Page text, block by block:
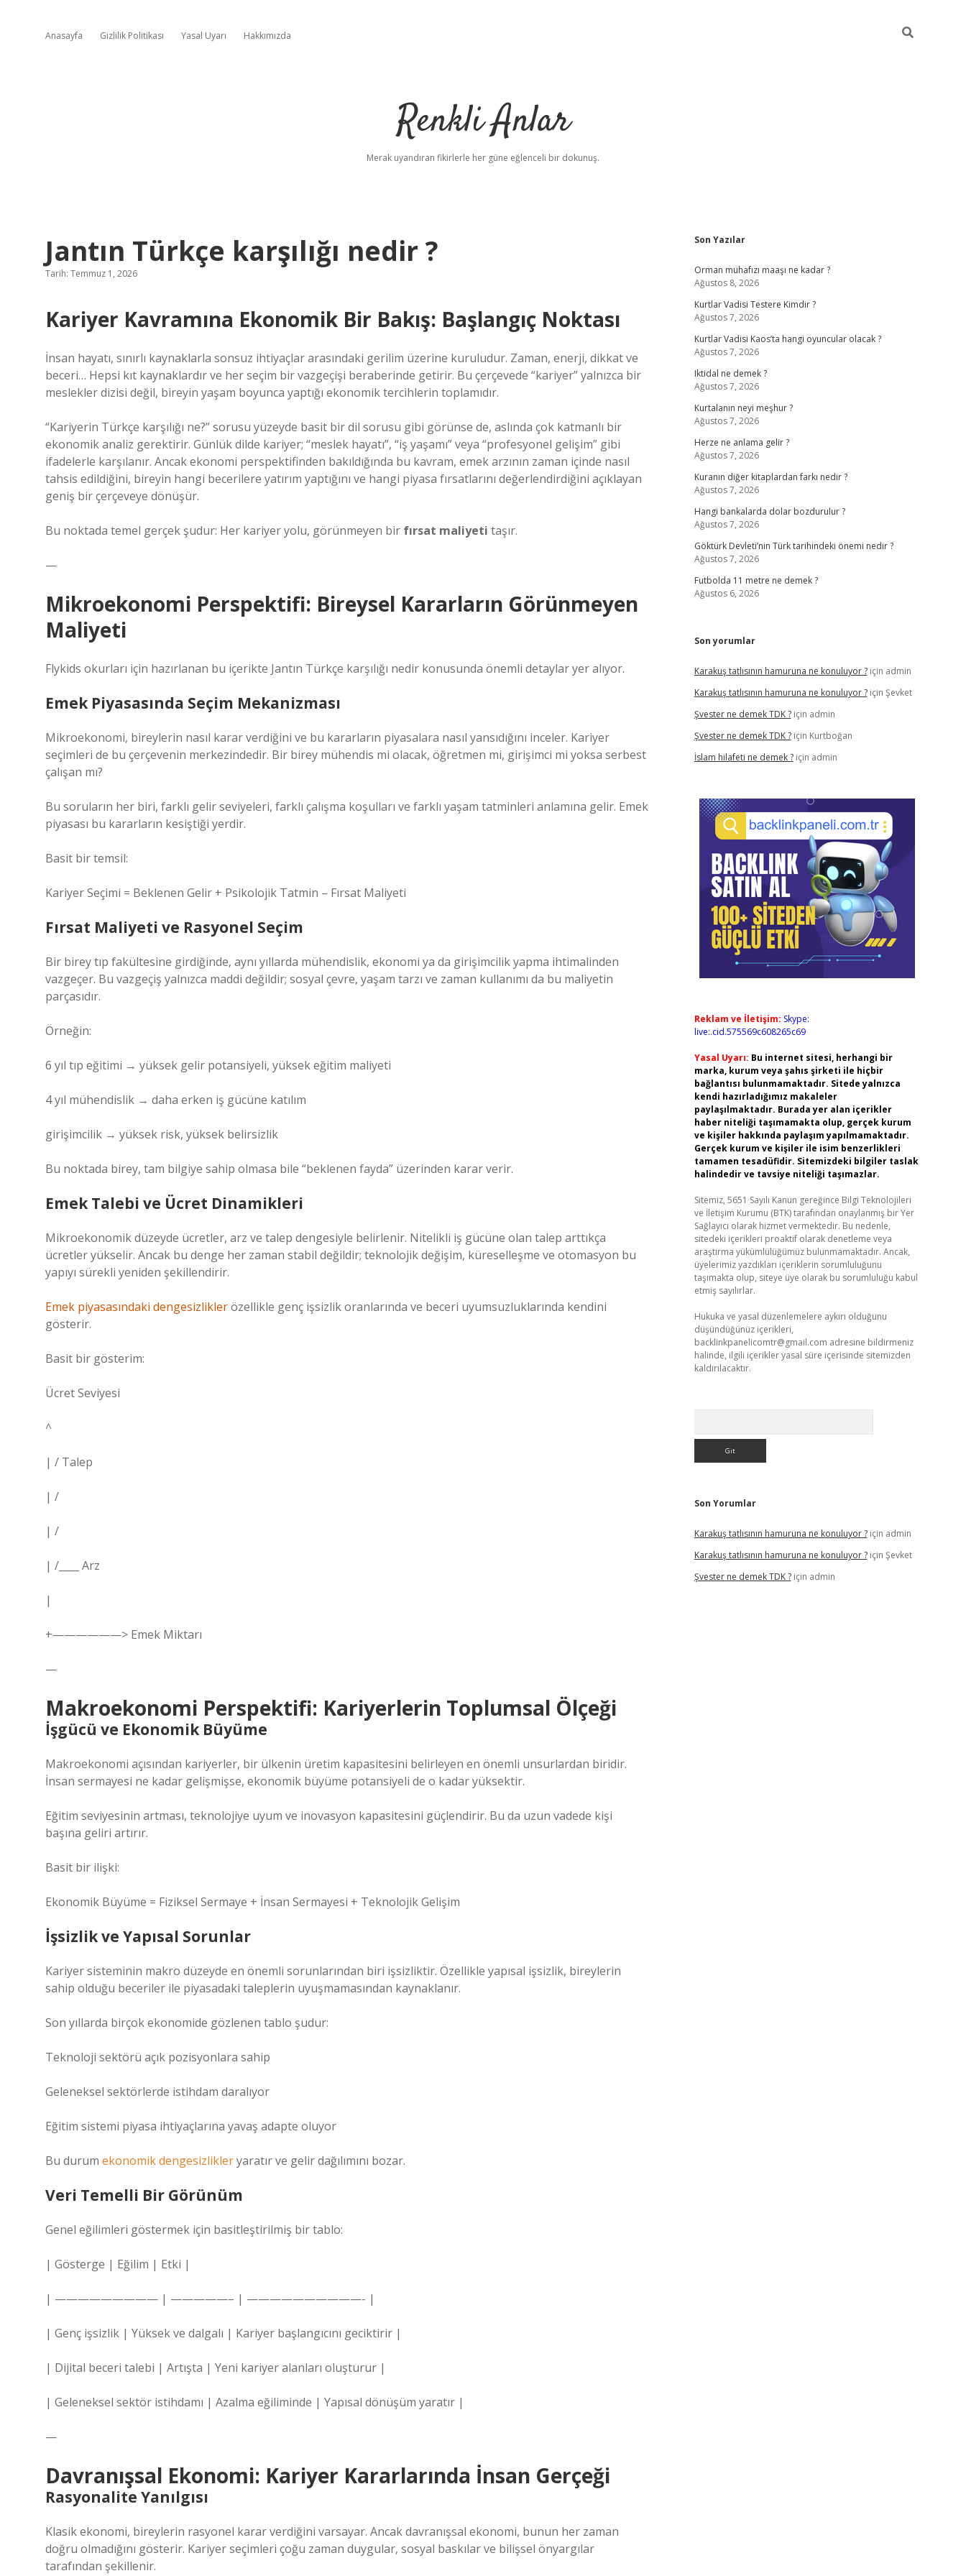
Anasayfa Gizlilik Politikası Yasal Uyarı Hakkımızda
Renkli Anlar
Merak uyandıran fikirlerle her güne eğlenceli bir dokunuş.
Jantın Türkçe karşılığı nedir ?
Tarih: Temmuz 1, 2026
Kariyer Kavramına Ekonomik Bir Bakış: Başlangıç Noktası
İnsan hayatı, sınırlı kaynaklarla sonsuz ihtiyaçlar arasındaki gerilim üzerine kuruludur. Zaman, enerji, dikkat ve
beceri… Hepsi kıt kaynaklardır ve her seçim bir vazgeçişi beraberinde getirir. Bu çerçevede “kariyer” yalnızca bir
meslekler dizisi değil, bireyin yaşam boyunca yaptığı ekonomik tercihlerin toplamıdır.
“Kariyerin Türkçe karşılığı ne?” sorusu yüzeyde basit bir dil sorusu gibi görünse de, aslında çok katmanlı bir
ekonomik analiz gerektirir. Günlük dilde kariyer; “meslek hayatı”, “iş yaşamı” veya “profesyonel gelişim” gibi
ifadelerle karşılanır. Ancak ekonomi perspektifinden bakıldığında bu kavram, emek arzının zaman içinde nasıl
tahsis edildiğini, bireyin hangi becerilere yatırım yaptığını ve hangi piyasa fırsatlarını değerlendirdiğini açıklayan
geniş bir çerçeveye dönüşür.
Bu noktada temel gerçek şudur: Her kariyer yolu, görünmeyen bir fırsat maliyeti taşır.
—
Mikroekonomi Perspektifi: Bireysel Kararların Görünmeyen
Maliyeti
Flykids okurları için hazırlanan bu içerikte Jantın Türkçe karşılığı nedir konusunda önemli detaylar yer alıyor.
Emek Piyasasında Seçim Mekanizması
Mikroekonomi, bireylerin nasıl karar verdiğini ve bu kararların piyasalara nasıl yansıdığını inceler. Kariyer
seçimleri de bu çerçevenin merkezindedir. Bir birey mühendis mi olacak, öğretmen mi, girişimci mi yoksa serbest
çalışan mı?
Bu soruların her biri, farklı gelir seviyeleri, farklı çalışma koşulları ve farklı yaşam tatminleri anlamına gelir. Emek
piyasası bu kararların kesiştiği yerdir.
Basit bir temsil:
Kariyer Seçimi = Beklenen Gelir + Psikolojik Tatmin – Fırsat Maliyeti
Fırsat Maliyeti ve Rasyonel Seçim
Bir birey tıp fakültesine girdiğinde, aynı yıllarda mühendislik, ekonomi ya da girişimcilik yapma ihtimalinden
vazgeçer. Bu vazgeçiş yalnızca maddi değildir; sosyal çevre, yaşam tarzı ve zaman kullanımı da bu maliyetin
parçasıdır.
Örneğin:
6 yıl tıp eğitimi → yüksek gelir potansiyeli, yüksek eğitim maliyeti
4 yıl mühendislik → daha erken iş gücüne katılım
girişimcilik → yüksek risk, yüksek belirsizlik
Bu noktada birey, tam bilgiye sahip olmasa bile “beklenen fayda” üzerinden karar verir.
Emek Talebi ve Ücret Dinamikleri
Mikroekonomik düzeyde ücretler, arz ve talep dengesiyle belirlenir. Nitelikli iş gücüne olan talep arttıkça
ücretler yükselir. Ancak bu denge her zaman stabil değildir; teknolojik değişim, küreselleşme ve otomasyon bu
yapıyı sürekli yeniden şekillendirir.
Emek piyasasındaki dengesizliklerözellikle genç işsizlik oranlarında ve beceri uyumsuzluklarında kendini
gösterir.
Basit bir gösterim:
Ücret Seviyesi
^
| / Talep
| /
| /
| /____ Arz
|
+——————> Emek Miktarı
—
Makroekonomi Perspektifi: Kariyerlerin Toplumsal Ölçeği
İşgücü ve Ekonomik Büyüme
Makroekonomi açısından kariyerler, bir ülkenin üretim kapasitesini belirleyen en önemli unsurlardan biridir.
İnsan sermayesi ne kadar gelişmişse, ekonomik büyüme potansiyeli de o kadar yüksektir.
Eğitim seviyesinin artması, teknolojiye uyum ve inovasyon kapasitesini güçlendirir. Bu da uzun vadede kişi
başına geliri artırır.
Basit bir ilişki:
Ekonomik Büyüme = Fiziksel Sermaye + İnsan Sermayesi + Teknolojik Gelişim
İşsizlik ve Yapısal Sorunlar
Kariyer sisteminin makro düzeyde en önemli sorunlarından biri işsizliktir. Özellikle yapısal işsizlik, bireylerin
sahip olduğu beceriler ile piyasadaki taleplerin uyuşmamasından kaynaklanır.
Son yıllarda birçok ekonomide gözlenen tablo şudur:
Teknoloji sektörü açık pozisyonlara sahip
Geleneksel sektörlerde istihdam daralıyor
Eğitim sistemi piyasa ihtiyaçlarına yavaş adapte oluyor
Bu durum ekonomik dengesizlikleryaratır ve gelir dağılımını bozar.
Veri Temelli Bir Görünüm
Genel eğilimleri göstermek için basitleştirilmiş bir tablo:
| Gösterge | Eğilim | Etki |
| ————————— | —————– | ——————————- |
| Genç işsizlik | Yüksek ve dalgalı | Kariyer başlangıcını geciktirir |
| Dijital beceri talebi | Artışta | Yeni kariyer alanları oluşturur |
| Geleneksel sektör istihdamı | Azalma eğiliminde | Yapısal dönüşüm yaratır |
—
Davranışsal Ekonomi: Kariyer Kararlarında İnsan Gerçeği
Rasyonalite Yanılgısı
Klasik ekonomi, bireylerin rasyonel karar verdiğini varsayar. Ancak davranışsal ekonomi, bunun her zaman
doğru olmadığını gösterir. Kariyer seçimleri çoğu zaman duygular, sosyal baskılar ve bilişsel önyargılar
tarafından şekillenir.
Sidebar
Son Yazılar
Orman muhafızı maaşı ne kadar ?
Ağustos 8, 2026
Kurtlar Vadisi Testere Kimdir ?
Ağustos 7, 2026
Kurtlar Vadisi Kaos’ta hangi oyuncular olacak ?
Ağustos 7, 2026
Iktidal ne demek ?
Ağustos 7, 2026
Kurtalanın neyi meşhur ?
Ağustos 7, 2026
Herze ne anlama gelir ?
Ağustos 7, 2026
Kuranın diğer kitaplardan farkı nedir ?
Ağustos 7, 2026
Hangi bankalarda dolar bozdurulur ?
Ağustos 7, 2026
Göktürk Devleti’nin Türk tarihindeki önemi nedir ?
Ağustos 7, 2026
Futbolda 11 metre ne demek ?
Ağustos 6, 2026
Son yorumlar
Karakuş tatlısının hamuruna ne konuluyor ?için admin
Karakuş tatlısının hamuruna ne konuluyor ?için Şevket
Şvester ne demek TDK ?için admin
Şvester ne demek TDK ?için Kurtboğan
İslam hilafeti ne demek ?için admin
Reklam ve İletişim: Skype:
live:.cid.575569c608265c69
Yasal Uyarı: Bu internet sitesi, herhangi bir
marka, kurum veya şahıs şirketi ile hiçbir
bağlantısı bulunmamaktadır. Sitede yalnızca
kendi hazırladığımız makaleler
paylaşılmaktadır. Burada yer alan içerikler
haber niteliği taşımamakta olup, gerçek kurum
ve kişiler hakkında paylaşım yapılmamaktadır.
Gerçek kurum ve kişiler ile isim benzerlikleri
tamamen tesadüfidir. Sitemizdeki bilgiler taslak
halindedir ve tavsiye niteliği taşımazlar.
Sitemiz, 5651 Sayılı Kanun gereğince Bilgi Teknolojileri
ve İletişim Kurumu (BTK) tarafından onaylanmış bir Yer
Sağlayıcı olarak hizmet vermektedir. Bu nedenle,
sitedeki içerikleri proaktif olarak denetleme veya
araştırma yükümlülüğümüz bulunmamaktadır. Ancak,
üyelerimiz yazdıkları içeriklerin sorumluluğunu
taşımakta olup, siteye üye olarak bu sorumluluğu kabul
etmiş sayılırlar.
Hukuka ve yasal düzenlemelere aykırı olduğunu
düşündüğünüz içerikleri,
backlinkpanelicomtr@gmail.com adresine bildirmeniz
halinde, ilgili içerikler yasal süre içerisinde sitemizden
kaldırılacaktır.
Son Yorumlar
Karakuş tatlısının hamuruna ne konuluyor ?için admin
Karakuş tatlısının hamuruna ne konuluyor ?için Şevket
Şvester ne demek TDK ?için admin